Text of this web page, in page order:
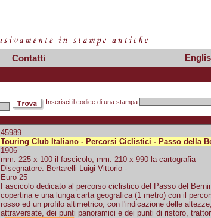
Contatti
Inserisci il codice di una stampa
45989
Touring Club Italiano - Percorsi Ciclistici - Passo della
1906
mm. 225 x 100 il fascicolo, mm. 210 x 990 la cartografia
Disegnatore: Bertarelli Luigi Vittorio -
Euro 25
Fascicolo dedicato al percorso ciclistico del Passo del
copertina e una lunga carta geografica (1 metro) con il
rosso ed un profilo altimetrico, con l'indicazione delle
attraversate, dei punti panoramici e dei punti di ristoro,